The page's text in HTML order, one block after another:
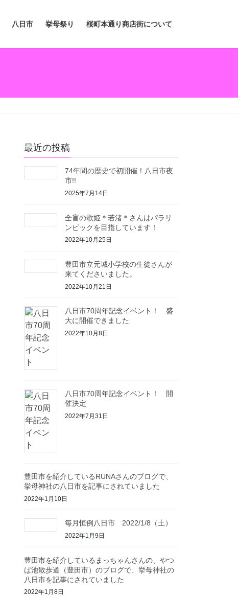
八日市 挙母祭り 桜町本通り商店街について
最近の投稿
74年間の歴史で初開催！八日市夜
市!!
2025年7月14日
全盲の歌姫＊若渚＊さんはパラリ
ンピックを目指しています！
2022年10月25日
豊田市立元城小学校の生徒さんが
来てくださいました。
2022年10月21日
八日市70周年記念イベント！ 盛
大に開催できました
2022年10月8日
八日市70周年記念イベント！ 開
催決定
2022年7月31日
豊田市を紹介しているRUNAさんのブログで、
挙母神社の八日市を記事にされていました
2022年1月10日
毎月恒例八日市 2022/1/8（土）
2022年1月9日
豊田市を紹介しているまっちゃんさんの、やつ
ば池散歩道（豊田市）のブログで、挙母神社の
八日市を記事にされていました
2022年1月8日